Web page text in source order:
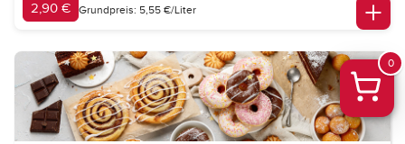
2,90 € Grundpreis: 5,55 €/Liter
0